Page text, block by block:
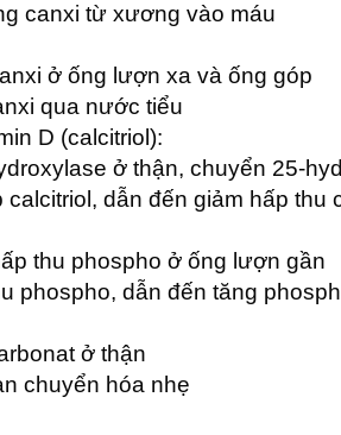
canxi từ xương vào máu
ở ống lượn xa và ống góp
qua nước tiểu
D (calcitriol):
ở thận, chuyển 25-
dẫn đến giảm hấp thu
thu phospho ở ống lượn gần
phospho, dẫn đến tăng
ở thận
chuyển hóa nhẹ